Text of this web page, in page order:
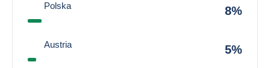
Polska 8%
Austria 5%